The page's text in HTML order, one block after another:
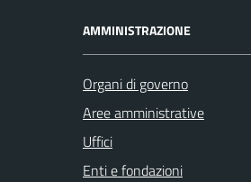
AMMINISTRAZIONE
Organi di governo
Aree amministrative
Uffici
Enti e fondazioni